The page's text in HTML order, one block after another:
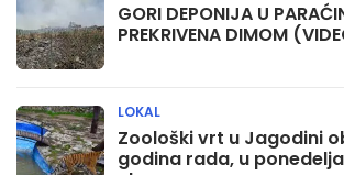
GORI DEPONIJA U
PREKRIVENA DIMOM
Zoološki vrt u Jagodini
godina rada, u
LOKAL